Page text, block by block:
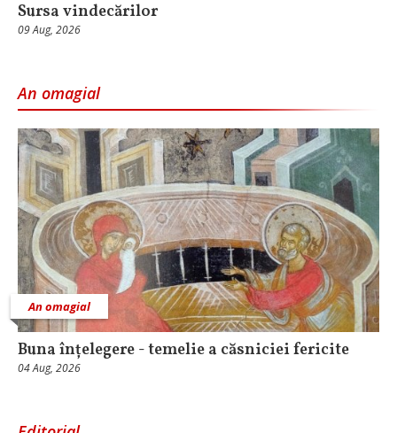
Sursa vindecărilor
09 Aug, 2026
An omagial
An omagial
Buna înțelegere - temelie a căsniciei fericite
04 Aug, 2026